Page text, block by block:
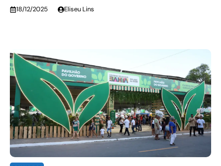
18/12/2025 Eliseu Lins